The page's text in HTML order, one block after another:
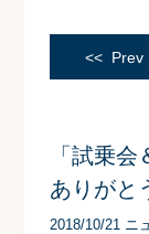
<< Prev
「試乗
ありがと
2018/10/21 ニ